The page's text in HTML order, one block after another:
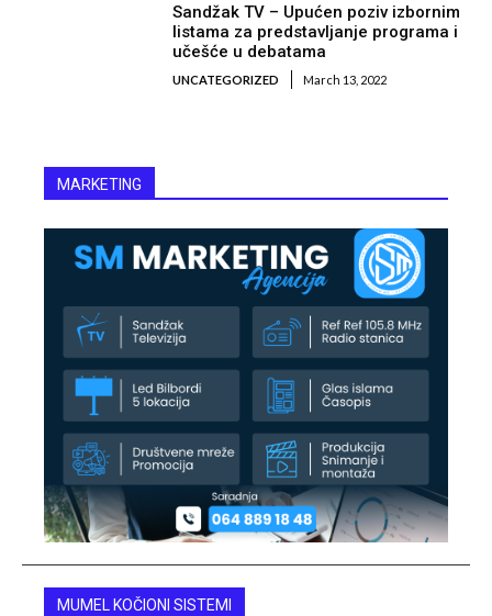
Sandžak TV – Upućen poziv izbornim
listama za predstavljanje programa i
učešće u debatama
UNCATEGORIZED March 13, 2022
MARKETING
MUMEL KOČIONI SISTEMI